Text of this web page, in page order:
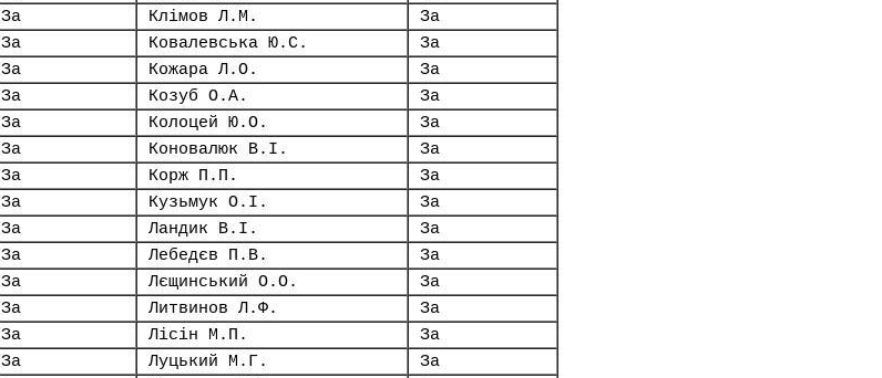
За Клімов Л.М.
За
За Ковалевська Ю.С.
За
За Кожара Л.О.
За
За Козуб О.А.
За
За Колоцей Ю.О.
За
За Коновалюк В.І.
За
За Корж П.П.
За
За Кузьмук О.І.
За
За Ландик В.І.
За
За Лебедєв П.В.
За
За Лєщинський О.О.
За
За Литвинов Л.Ф.
За
За Лісін М.П.
За
За Луцький М.Г.
За